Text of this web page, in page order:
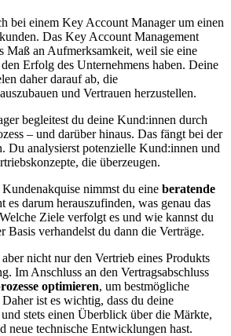
bei einem Key Account Manager um einen
Das Key Account Management
Maß an Aufmerksamkeit, weil sie eine
Erfolg des Unternehmens haben. Deine
daher darauf ab, die
und Vertrauen herzustellen.
begleitest du deine Kund:innen durch
– und darüber hinaus. Das fängt bei der
Du analysierst potenzielle Kund:innen und
die überzeugen.
nimmst du eine beratende
es darum herauszufinden, was genau das
Ziele verfolgt es und wie kannst du
Basis verhandelst du dann die Verträge.
nicht nur den Vertrieb eines Produkts
Im Anschluss an den Vertragsabschluss
optimieren, um bestmögliche
ist es wichtig, dass du deine
stets einen Überblick über die Märkte,
neue technische Entwicklungen hast.